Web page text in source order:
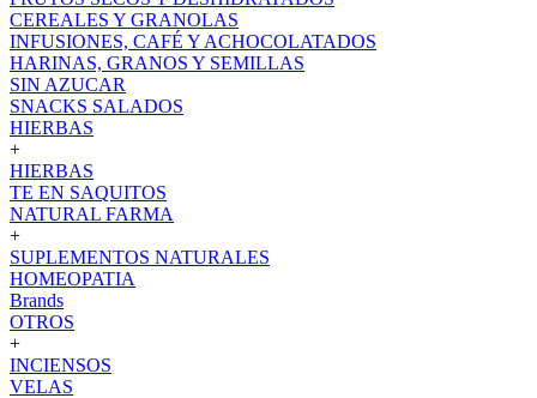
CEREALES Y GRANOLAS
INFUSIONES, CAFÉ Y ACHOCOLATADOS
HARINAS, GRANOS Y SEMILLAS
SIN AZUCAR
SNACKS SALADOS
HIERBAS
+
HIERBAS
TE EN SAQUITOS
NATURAL FARMA
+
SUPLEMENTOS NATURALES
HOMEOPATIA
Brands
OTROS
+
INCIENSOS
VELAS